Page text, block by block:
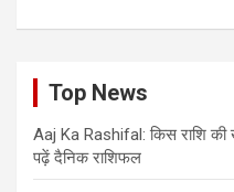
Top News
Aaj Ka Rashifal: किस राशि की
पढ़ें दैनिक राशिफल